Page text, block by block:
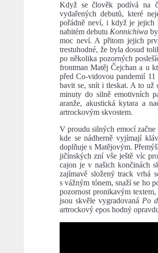
Když se člověk podívá na
vydařených debutů, které
pořádně neví, i když je
nabitém debutu Konnichiwa
moc neví. A přitom jejich
trestuhodné, že byla dosud
po několika pozorných
frontman Matěj Čejchan a u
před Co-vidovou pandemií 11
bavit se, snít i tleskat. A to už
minuty do silně emotivních
aranže, akustická kytara a
artrockovým skvostem.
V proudu silných emocí
kde se nádherně vyjímají
doplňuje s Matějovým.
jičínských zní vše ještě víc
cajon je v našich končinách
zajímavě složený track vrhá
s vážným tónem, snaží se ho
pozornost pronikavým
jsou skvěle vygradovaná Po
artrockový epos hodný